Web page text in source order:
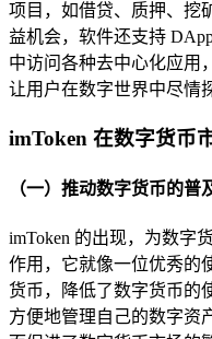
项目，如借贷、质押、挖
益机会，软件还支持
中访问各种去中心化应用
让用户在数字世界中尽情
imToken 在数字货币
（一）推动数字货币的普
imToken 的出现，为数字
作用，它就像一位优秀的
货币，降低了数字货币的
方便地管理自己的数字资